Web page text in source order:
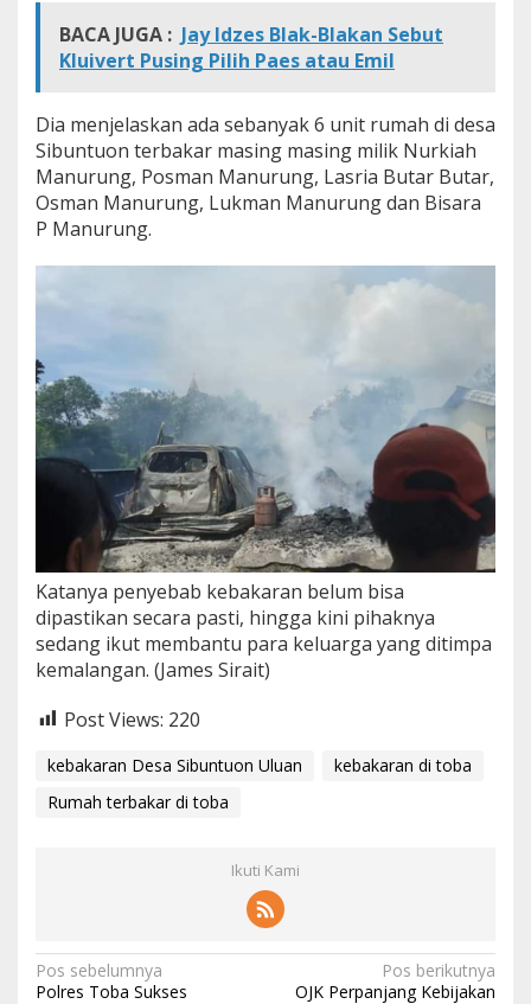
BACA JUGA : Jay Idzes Blak-Blakan Sebut
Kluivert Pusing Pilih Paes atau Emil
Dia menjelaskan ada sebanyak 6 unit rumah di desa
Sibuntuon terbakar masing masing milik Nurkiah
Manurung, Posman Manurung, Lasria Butar Butar,
Osman Manurung, Lukman Manurung dan Bisara
P Manurung.
Katanya penyebab kebakaran belum bisa
dipastikan secara pasti, hingga kini pihaknya
sedang ikut membantu para keluarga yang ditimpa
kemalangan. (James Sirait)
Post Views: 220
kebakaran Desa Sibuntuon Uluan
kebakaran di toba
Rumah terbakar di toba
Ikuti Kami
N
Pos sebelumnya
Polres Toba Sukses
Pos berikutnya
OJK Perpanjang Kebijakan